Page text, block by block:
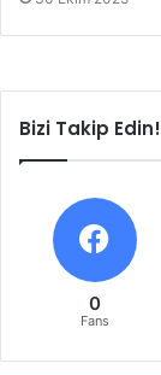
Bizi Takip Edin!
0
Fans